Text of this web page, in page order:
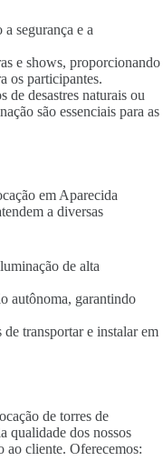
segurança e a
e shows, proporcionando
os participantes.
de desastres naturais ou
são essenciais para as
em Aparecida
a diversas
de alta
autônoma, garantindo
transportar e instalar em
de torres de
qualidade dos nossos
ao cliente. Oferecemos: